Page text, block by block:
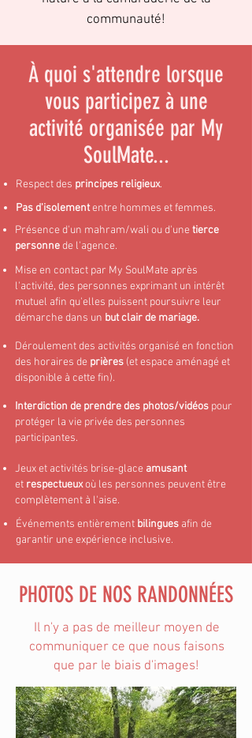
communauté!
À quoi s'attendre lorsque
vous participez à une
activité organisée par My
SoulMate...
Respect des principes religieux.
Pas d'isolemententre hommes et femmes.
Présence d'un mahram/wali ou d'unetierce
personnede l'agence.
Mise en contact par My SoulMate après
l'activité, des personnes exprimant un intérêt
mutuel afin qu'elles puissent poursuivre leur
démarche dans un but clair de mariage.
Déroulement des activités organisé en fonction
des horaires de prières (et espace aménagé et
disponible à cette fin).
Interdiction de prendre des photos/vidéos pour
protéger la vie privée des personnes
participantes.
Jeux et activités brise-glace amusant
et respectueuxoù les personnes peuvent être
complètement à l'aise.
Événements entièrement bilingues afin de
garantir une expérience inclusive.
PHOTOS DE NOS RANDONNÉES
Il n'y a pas de meilleur moyen de
communiquer ce que nous faisons
que par le biais d'images!